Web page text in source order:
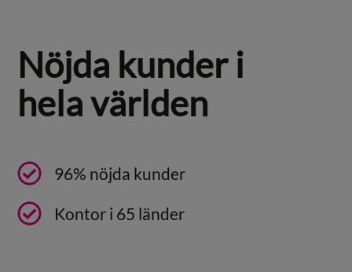
Nöjda kunder i
hela världen
96% nöjda kunder
Kontor i 65 länder